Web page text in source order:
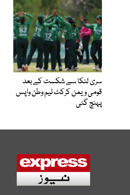
سری لنکا سے شکست کے بعد
قومی ویمن کرکٹ ٹیم وطن واپس
پہنچ گئی